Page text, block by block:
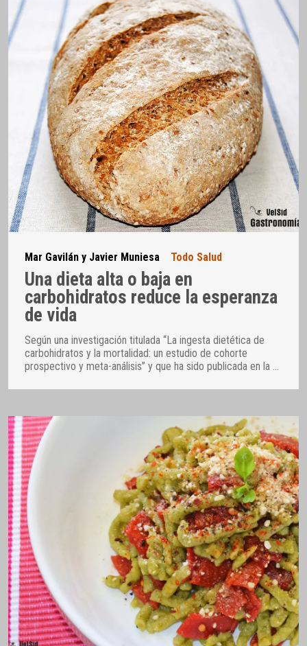
Mar Gavilán y Javier Muniesa Todo Salud
Una dieta alta o baja en
carbohidratos reduce la esperanza
de vida
Según una investigación titulada “La ingesta dietética de
carbohidratos y la mortalidad: un estudio de cohorte
prospectivo y meta-análisis” y que ha sido publicada en la …